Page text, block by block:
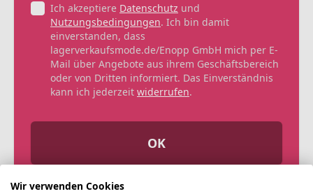
Ich akzeptiere Datenschutz und
Nutzungsbedingungen. Ich bin damit
einverstanden, dass
lagerverkaufsmode.de/Enopp GmbH mich per E-
Mail über Angebote aus ihrem Geschäftsbereich
oder von Dritten informiert. Das Einverständnis
kann ich jederzeit widerrufen.
OK
Wir verwenden Cookies